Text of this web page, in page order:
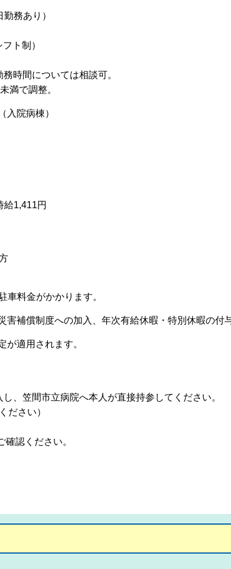
務あり）
ト制）
間については相談可。
で調整。
院病棟）
1,411円
車料金がかかります。
補償制度への加入、年次有給休暇・特別休暇の付
が適用されます。
間市立病院へ本人が直接持参してください。
さい）
ください。